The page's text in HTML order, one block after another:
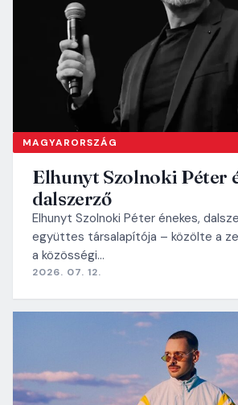
MAGYARORSZÁG
Elhunyt Szolnoki Péter
dalszerző
Elhunyt Szolnoki Péter énekes,
együttes társalapítója – közölte a
a közösségi…
2026. 07. 12.